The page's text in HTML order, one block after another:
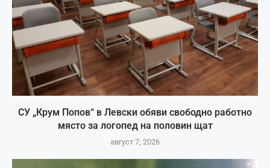
СУ „Крум Попов“ в Левски обяви свободно работно
място за логопед на половин щат
август 7, 2026